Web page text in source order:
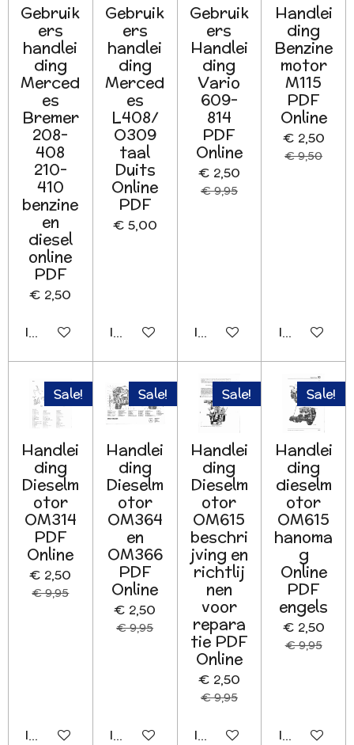
Gebruik
ers
handlei
ding
Merced
es
Bremer
208-
408
210-
410
benzine
en
diesel
online
PDF
€ 2,50
In winkelwagen
Gebruik
ers
handlei
ding
Merced
es
L408/
O309
taal
Duits
Online
PDF
€ 5,00
In winkelwagen
Gebruik
ers
Handlei
ding
Vario
609-
814
PDF
Online
€ 2,50
€ 9,95
In winkelwagen
Handlei
ding
Benzine
motor
M115
PDF
Online
€ 2,50
€ 9,50
In
Sale!
Handlei
ding
Dieselm
otor
OM314
PDF
Online
€ 2,50
€ 9,95
In winkelwagen
Sale!
Handlei
ding
Dieselm
otor
OM364
en
OM366
PDF
Online
€ 2,50
€ 9,95
In winkelwagen
Sale!
Handlei
ding
Dieselm
otor
OM615
beschri
jving en
richtlij
nen
voor
repara
tie PDF
Online
€ 2,50
€ 9,95
In winkelwagen
Sale!
Handlei
ding
dieselm
otor
OM615
hanoma
g
Online
PDF
engels
€ 2,50
€ 9,95
In